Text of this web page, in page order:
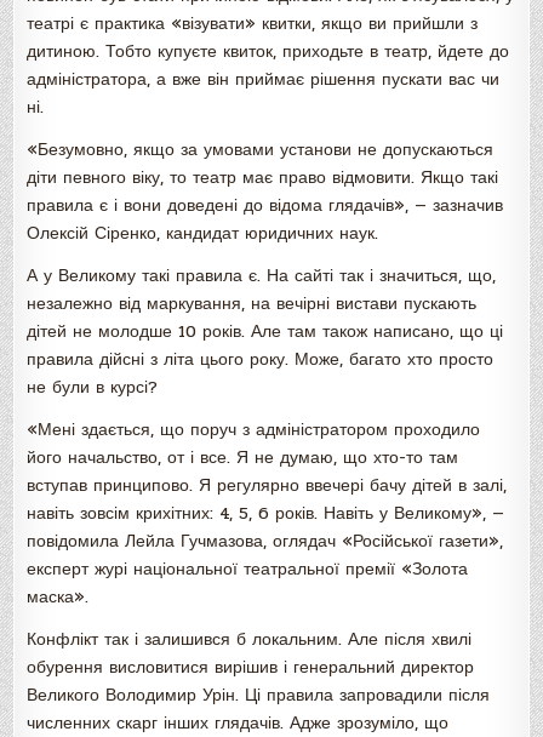
театрі є практика «візувати» квитки, якщо ви прийшли з
дитиною. Тобто купуєте квиток, приходьте в театр, йдете до
адміністратора, а вже він приймає рішення пускати вас чи
ні.
«Безумовно, якщо за умовами установи не допускаються
діти певного віку, то театр має право відмовити. Якщо такі
правила є і вони доведені до відома глядачів», — зазначив
Олексій Сіренко, кандидат юридичних наук.
А у Великому такі правила є. На сайті так і значиться, що,
незалежно від маркування, на вечірні вистави пускають
дітей не молодше 10 років. Але там також написано, що ці
правила дійсні з літа цього року. Може, багато хто просто
не були в курсі?
«Мені здається, що поруч з адміністратором проходило
його начальство, от і все. Я не думаю, що хто-то там
вступав принципово. Я регулярно ввечері бачу дітей в залі,
навіть зовсім крихітних: 4, 5, 6 років. Навіть у Великому», —
повідомила Лейла Гучмазова, оглядач «Російської газети»,
експерт журі національної театральної премії «Золота
маска».
Конфлікт так і залишився б локальним. Але після хвилі
обурення висловитися вирішив і генеральний директор
Великого Володимир Урін. Ці правила запровадили після
численних скарг інших глядачів. Адже зрозуміло, що